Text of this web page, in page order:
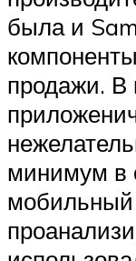
была и
продажи.
минимум в